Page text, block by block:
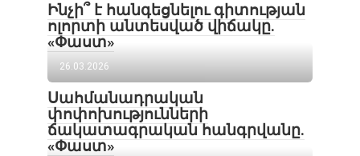
Ինչի՞ է հանգեցնելու գիտության
ոլորտի անտեսված վիճակը.
«Փաստ»
26.03.2026
Սահմանադրական
փոփոխությունների
ճակատագրական հանգրվանը.
«Փաստ»